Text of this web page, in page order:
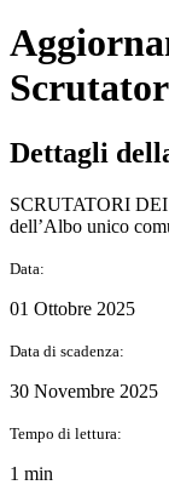
Dettagli
SCRUTATORI
dell’Albo unico
Data:
01 Ottobre 2025
Data di scadenza:
30 Novembre 2025
Tempo di lettura:
1 min